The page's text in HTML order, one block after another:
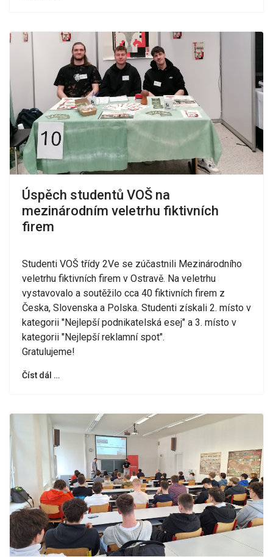
Úspěch studentů VOŠ na
mezinárodním veletrhu fiktivních
firem
Studenti VOŠ třídy 2Ve se zúčastnili Mezinárodního
veletrhu fiktivních firem v Ostravě. Na veletrhu
vystavovalo a soutěžilo cca 40 fiktivních firem z
Česka, Slovenska a Polska. Studenti získali 2. místo v
kategorii "Nejlepší podnikatelská esej" a 3. místo v
kategorii "Nejlepší reklamní spot".
Gratulujeme!
Číst dál …